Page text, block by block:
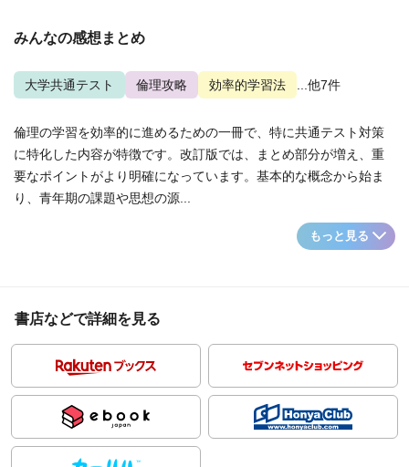
みんなの感想まとめ
大学共通テスト 倫理攻略 効率的学習法 ...他7件
倫理の学習を効率的に進めるための一冊で、特に共通テスト対策
に特化した内容が特徴です。改訂版では、まとめ部分が増え、重
要なポイントがより明確になっています。基本的な概念から始ま
り、青年期の課題や思想の源...
もっと見る
書店などで詳細を見る